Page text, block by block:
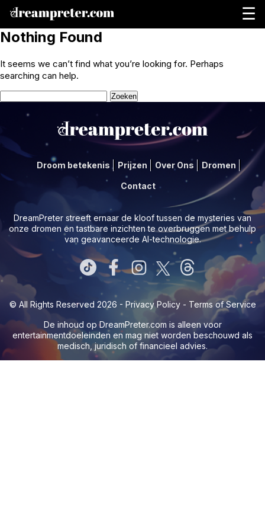
☰
Nothing Found
It seems we can’t find what you’re looking for. Perhaps
searching can help.
Zoeken
naar:
Droom betekenis Prijzen Over Ons Dromen
Contact
DreamPreter streeft ernaar de kloof tussen de mysteries van
onze dromen en tastbare inzichten te overbruggen met behulp
van geavanceerde AI-technologie.
© All Rights Reserved 2026 - Privacy Policy- Terms of Service
De inhoud opDreamPreter.com is alleen voor
entertainmentdoeleinden en mag niet worden beschouwd als
medisch, juridisch of financieel advies.